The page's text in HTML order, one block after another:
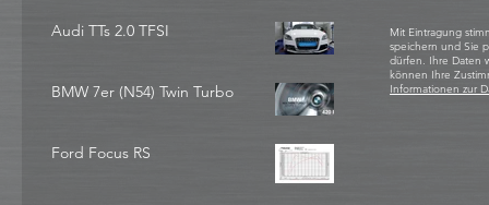
Audi TTs 2.0 TFSI
BMW 7er (N54) Twin Turbo
Ford Focus RS
Mit Eintragung
speichern und Sie
dürfen. Ihre Daten
können Ihre
Informationen zur